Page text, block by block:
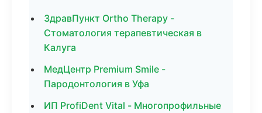
ЗдравПункт Ortho Therapy -
Стоматология терапевтическая в
Калуга
МедЦентр Premium Smile -
Пародонтология в Уфа
ИП ProfiDent Vital - Многопрофильные